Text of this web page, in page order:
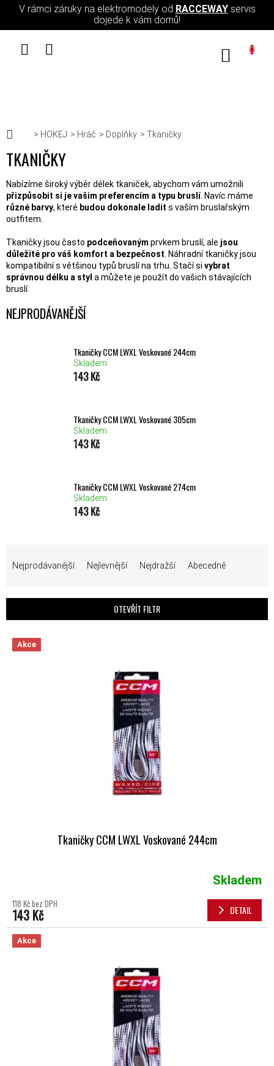
Přejít na obsah
V rámci záruky na elektromodely od RACCEWAYservis
dojede k vám domů!
Domů
HOKEJ Hráč Doplňky Tkaničky
TKANIČKY
Nabízíme široký výběr délek tkaniček, abychom vám umožnili
přizpůsobit si je vašim preferencím a typu bruslí. Navíc máme
různé barvy, které budou dokonale ladit s vaším bruslařským
outfitem.
Tkaničky jsou často podceňovaným prvkem bruslí, ale jsou
důležité pro váš komfort a bezpečnost. Náhradní tkaničky jsou
kompatibilní s většinou typů bruslí na trhu. Stačí si vybrat
správnou délku a styl a můžete je použít do vašich stávajících
bruslí.
NEJPRODÁVANĚJŠÍ
Tkaničky CCM LWXL Voskované 244cm
Skladem
143 Kč
Tkaničky CCM LWXL Voskované 305cm
Skladem
143 Kč
Tkaničky CCM LWXL Voskované 274cm
Skladem
143 Kč
Nejprodávanější Nejlevnější Nejdražší Abecedně
OTEVŘÍT FILTR
VÝPIS PRODUKTŮ
Akce
Tkaničky CCM LWXL Voskované 244cm
Skladem
118 Kč bez DPH
143 Kč DETAIL
Akce